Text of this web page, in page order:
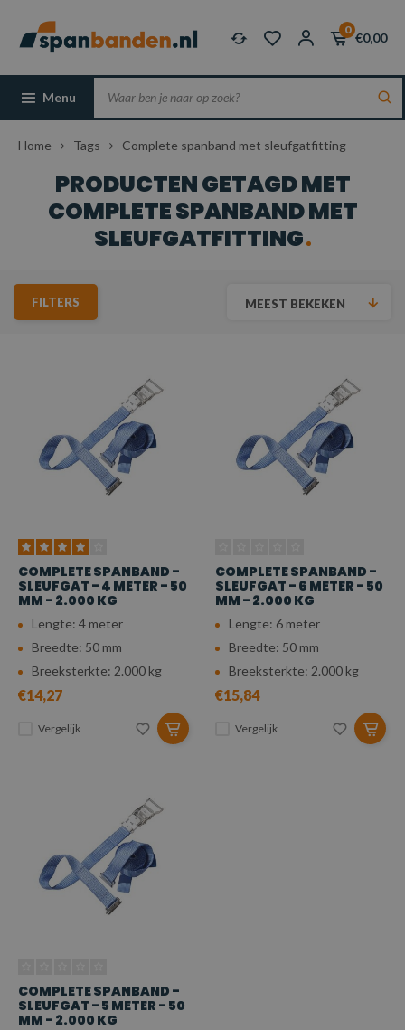
0
€0,00
Menu
Home Tags Complete spanband met sleufgatfitting
PRODUCTEN GETAGD MET
COMPLETE SPANBAND MET
SLEUFGATFITTING
FILTERS MEEST BEKEKEN
COMPLETE SPANBAND -
SLEUFGAT - 4 METER - 50
MM - 2.000 KG
Lengte: 4 meter
Breedte: 50 mm
Breeksterkte: 2.000 kg
€14,27
Vergelijk
COMPLETE SPANBAND -
SLEUFGAT - 6 METER - 50
MM - 2.000 KG
Lengte: 6 meter
Breedte: 50 mm
Breeksterkte: 2.000 kg
€15,84
Vergelijk
COMPLETE SPANBAND -
SLEUFGAT - 5 METER - 50
MM - 2.000 KG